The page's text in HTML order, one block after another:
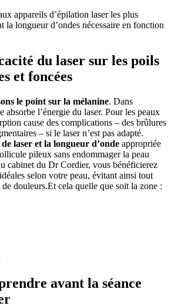
appareils d’épilation laser les plus
la longueur d’ondes nécessaire en fonction
du laser sur les poils
et foncées
le point sur la mélanine. Dans
l’énergie du laser. Pour les peaux
cause des complications – des brûlures
– si le laser n’est pas adapté.
laser et la longueur d’onde appropriée
pileux sans endommager la peau
cabinet du Dr Cordier, vous bénéficierez
selon votre peau, évitant ainsi tout
douleurs.Et cela quelle que soit la zone :
avant la séance